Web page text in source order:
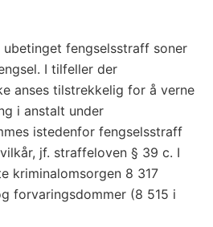
fengselsstraff soner
I tilfeller der
anses tilstrekkelig for å verne
i anstalt under
istedenfor fengselsstraff
jf. straffeloven § 39 c. I
kriminalomsorgen 8 317
forvaringsdommer (8 515 i